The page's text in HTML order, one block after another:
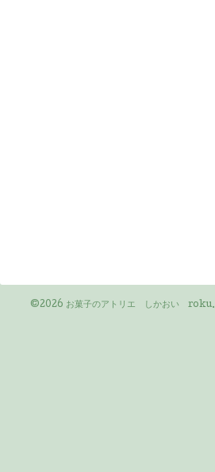
©2026 お菓子のアトリエ しかおい roku.